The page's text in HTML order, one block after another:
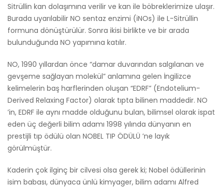
Sitrüllin kan dolaşımına verilir ve kan ile böbreklerimize ulaşır.
Burada uyarılabilir NO sentaz enzimi (iNOs) ile L-Sitrüllin
formuna dönüştürülür. Sonra ikisi birlikte ve bir arada
bulunduğunda NO yapımına katılır.
NO, 1990 yıllardan önce “damar duvarından salgılanan ve
gevşeme sağlayan molekül” anlamına gelen İngilizce
kelimelerin baş harflerinden oluşan “EDRF” (Endotelium-
Derived Relaxing Factor) olarak tıpta bilinen maddedir. NO
’in, EDRF ile aynı madde olduğunu bulan, bilimsel olarak ispat
eden üç değerli bilim adamı 1998 yılında dünyanın en
prestijli tıp ödülü olan NOBEL TIP ÖDÜLÜ ’ne layık
görülmüştür.
Kaderin çok ilginç bir cilvesi olsa gerek ki; Nobel ödüllerinin
isim babası, dünyaca ünlü kimyager, bilim adamı Alfred